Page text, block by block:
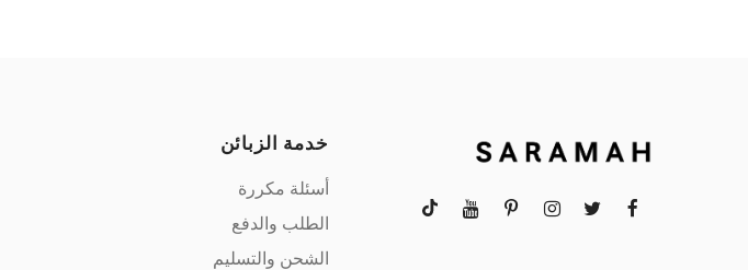
خدمة الزبائن
أسئلة مكررة
الطلب والدفع
الشحن والتسليم